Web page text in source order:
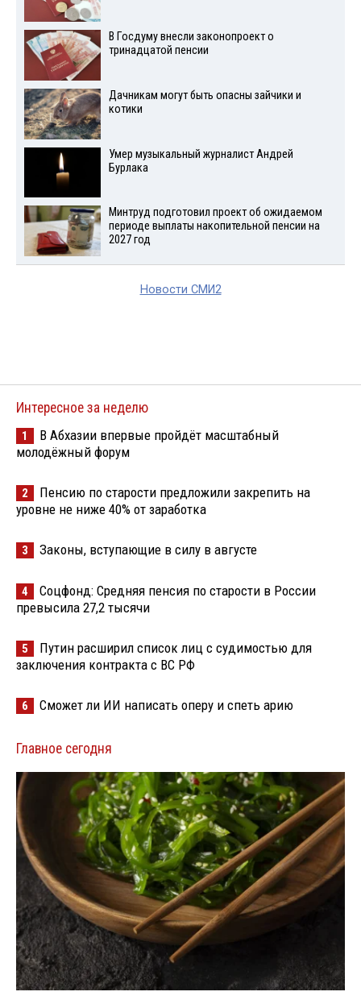
В Госдуму внесли законопроект о
тринадцатой пенсии
Дачникам могут быть опасны зайчики и
котики
Умер музыкальный журналист Андрей
Бурлака
Минтруд подготовил проект об ожидаемом
периоде выплаты накопительной пенсии на
2027 год
Новости СМИ2
Интересное за неделю
1
В Абхазии впервые пройдёт масштабный
молодёжный форум
2
Пенсию по старости предложили закрепить на
уровне не ниже 40% от заработка
3 Законы, вступающие в силу в августе
4
Соцфонд: Средняя пенсия по старости в России
превысила 27,2 тысячи
5
Путин расширил список лиц с судимостью для
заключения контракта с ВС РФ
6 Сможет ли ИИ написать оперу и спеть арию
Главное сегодня